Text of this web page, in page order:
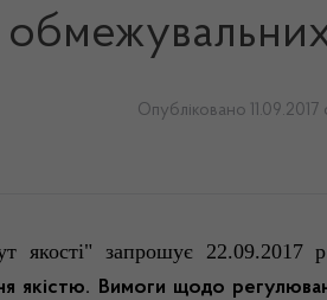
обмежувальних
Опубліковано
якості" запрошує 22.09.2017
якістю. Вимоги щодо